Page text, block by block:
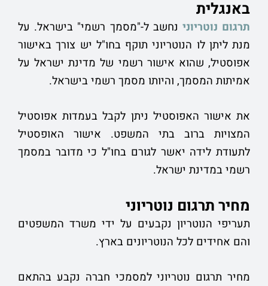
באנגלית
תרגום נוטריוני נחשב ל-"מסמך רשמי" בישראל. על
מנת ליתן לו הנוטריוני תוקף בחו"ל יש צורך באישור
אפוסטיל, שהוא אישור רשמי של מדינת ישראל על
אמיתות המסמך, והיותו מסמך רשמי בישראל.
את אישור האפוסטיל ניתן לקבל בעמדות אפוסטיל
המצויות ברוב בתי המשפט. אישור האופסטיל
לתעודת לידה יאשר לגורם בחו"ל כי מדובר במסמך
רשמי במדינת ישראל.
מחיר תרגום נוטריוני
תעריפי הנוטריון נקבעים על ידי משרד המשפטים
והם אחידים לכל הנוטריונים בארץ.
מחיר תרגום נוטריוני למסמכי חברה נקבע בהתאם